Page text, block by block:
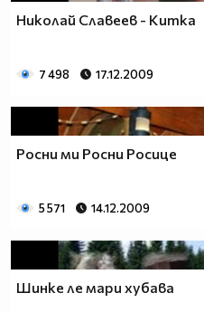
Николай Славеев - Китка
7 498 17.12.2009
Росни ми Росни Росице
5 571 14.12.2009
Шинке ле мари хубава